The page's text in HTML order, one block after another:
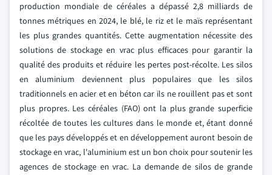
production mondiale de céréales a dépassé 2,8 milliards de
tonnes métriques en 2024, le blé, le riz et le maïs représentant
les plus grandes quantités. Cette augmentation nécessite des
solutions de stockage en vrac plus efficaces pour garantir la
qualité des produits et réduire les pertes post-récolte. Les silos
en aluminium deviennent plus populaires que les silos
traditionnels en acier et en béton car ils ne rouillent pas et sont
plus propres. Les céréales (FAO) ont la plus grande superficie
récoltée de toutes les cultures dans le monde et, étant donné
que les pays développés et en développement auront besoin de
stockage en vrac, l'aluminium est un bon choix pour soutenir les
agences de stockage en vrac. La demande de silos de grande